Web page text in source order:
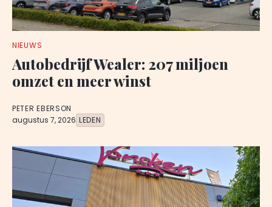
NIEUWS
Autobedrijf Wealer: 207 miljoen
omzet en meer winst
PETER EBERSON
augustus 7, 2026 LEDEN